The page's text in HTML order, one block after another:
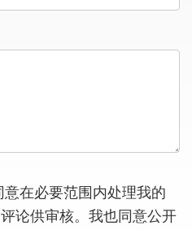
意在必要范围内处理我的
论供审核。我也同意公开